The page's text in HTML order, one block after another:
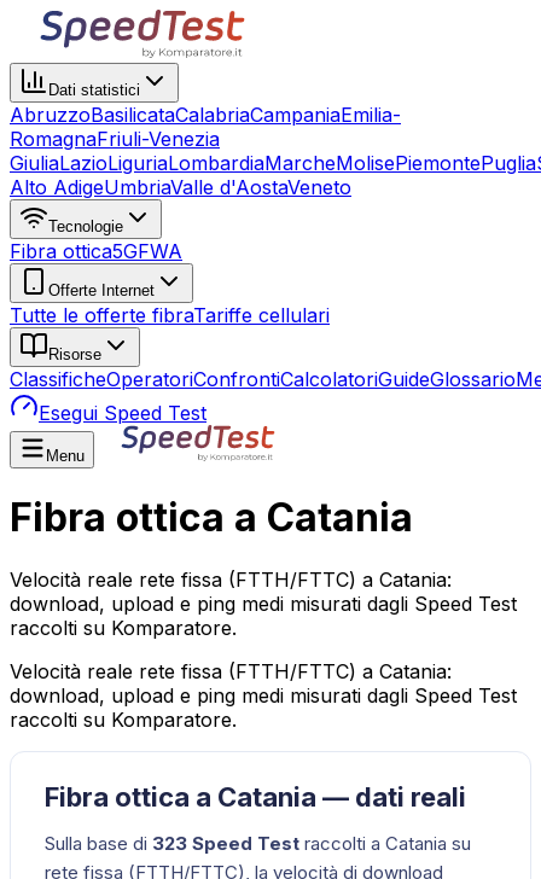
Dati statistici
AbruzzoBasilicataCalabriaCampaniaEmilia-
RomagnaFriuli-Venezia
GiuliaLazioLiguriaLombardiaMarcheMolisePiemontePuglia
Alto AdigeUmbriaValle d'AostaVeneto
Tecnologie
Fibra ottica5GFWA
Offerte Internet
Tutte le offerte fibraTariffe cellulari
Risorse
ClassificheOperatoriConfrontiCalcolatoriGuideGlossario
Esegui Speed Test
Menu
Fibra ottica a Catania
Velocità reale rete fissa (FTTH/FTTC) a Catania:
download, upload e ping medi misurati dagli Speed Test
raccolti su Komparatore.
Velocità reale rete fissa (FTTH/FTTC) a Catania:
download, upload e ping medi misurati dagli Speed Test
raccolti su Komparatore.
Fibra ottica a Catania — dati reali
Sulla base di 323 Speed Test raccolti a Catania su
rete fissa (FTTH/FTTC), la velocità di download